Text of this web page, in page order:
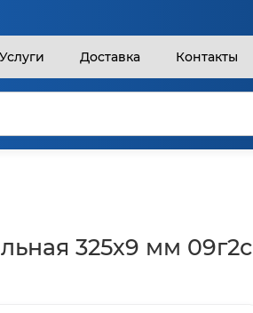
Услуги Доставка Контакты
325х9 мм 09г2с